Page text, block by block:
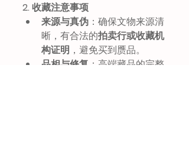
2. 收藏注意事项
来源与真伪 ：确保文物来源清
晰，有合法的拍卖行或收藏机
构证明 ，避免买到赝品。
品相与修复 ：高端藏品的完整